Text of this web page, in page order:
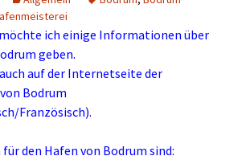
ich einige Informationen über
geben.
auf der Internetseite der
Bodrum
Französisch).
den Hafen von Bodrum sind: